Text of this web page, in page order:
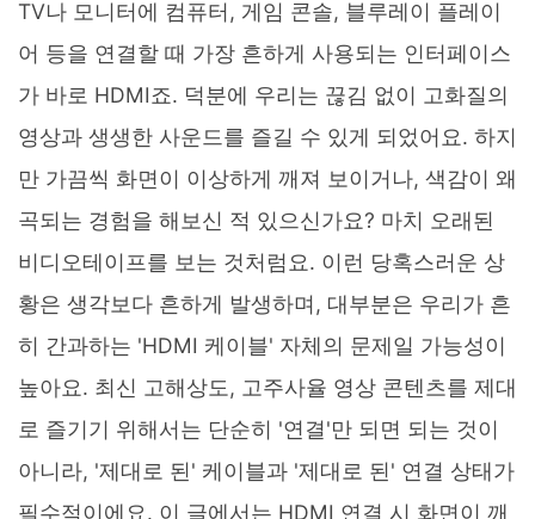
TV나 모니터에 컴퓨터, 게임 콘솔, 블루레이 플레이
어 등을 연결할 때 가장 흔하게 사용되는 인터페이스
가 바로 HDMI죠. 덕분에 우리는 끊김 없이 고화질의
영상과 생생한 사운드를 즐길 수 있게 되었어요. 하지
만 가끔씩 화면이 이상하게 깨져 보이거나, 색감이 왜
곡되는 경험을 해보신 적 있으신가요? 마치 오래된
비디오테이프를 보는 것처럼요. 이런 당혹스러운 상
황은 생각보다 흔하게 발생하며, 대부분은 우리가 흔
히 간과하는 'HDMI 케이블' 자체의 문제일 가능성이
높아요. 최신 고해상도, 고주사율 영상 콘텐츠를 제대
로 즐기기 위해서는 단순히 '연결'만 되면 되는 것이
아니라, '제대로 된' 케이블과 '제대로 된' 연결 상태가
필수적이에요. 이 글에서는 HDMI 연결 시 화면이 깨